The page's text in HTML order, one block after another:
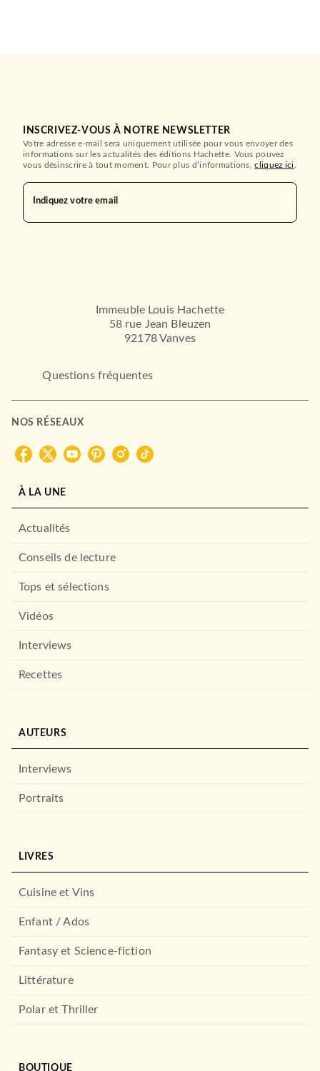
INSCRIVEZ-VOUS À NOTRE NEWSLETTER
Votre adresse e-mail sera uniquement utilisée pour vous envoyer des
informations sur les actualités des éditions Hachette. Vous pouvez
vous désinscrire à tout moment. Pour plus d’informations,cliquez ici
Indiquez votre email
Immeuble Louis Hachette
58 rue Jean Bleuzen
92178 Vanves
Questions fréquentes
NOS RÉSEAUX
À LA UNE
Actualités
Conseils de lecture
Tops et sélections
Vidéos
Interviews
Recettes
AUTEURS
Interviews
Portraits
LIVRES
Cuisine et Vins
Enfant / Ados
Fantasy et Science-fiction
Littérature
Polar et Thriller
BOUTIQUE